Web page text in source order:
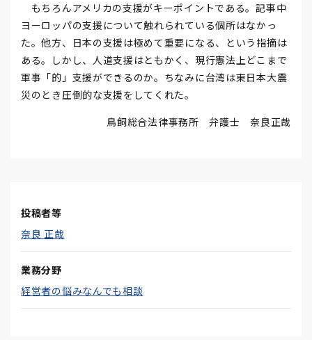
もちろんアメリカの支援がキーポイントである。記事中
ヨーロッパの支援について触れられている個所はなかっ
た。他方、日本の支援は極めて重要になる、という指摘は
ある。しかし、人道支援はともかく、現行憲法上どこまで
軍事「的」支援ができるのか。ちなみに台湾は東日本大震
災のとき圧倒的な支援をしてくれた。
鳥飼総合法律事務所 弁護士 奈良正哉
投稿者等
奈良 正哉
業務分野
経営者の悩みなんでも相談